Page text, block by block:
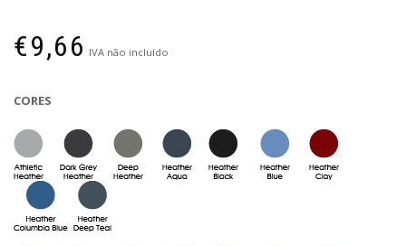
€9,66 IVA não incluído
CORES